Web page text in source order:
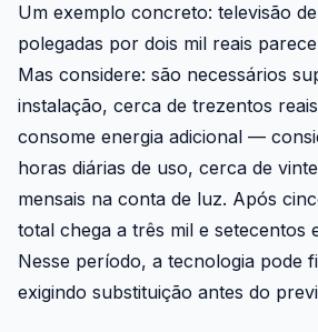
Um exemplo concreto: televisão
polegadas por dois mil reais
Mas considere: são necessários
instalação, cerca de trezentos
consome energia adicional —
horas diárias de uso, cerca de
mensais na conta de luz. Após
total chega a três mil e setecentos
Nesse período, a tecnologia pode
exigindo substituição antes do